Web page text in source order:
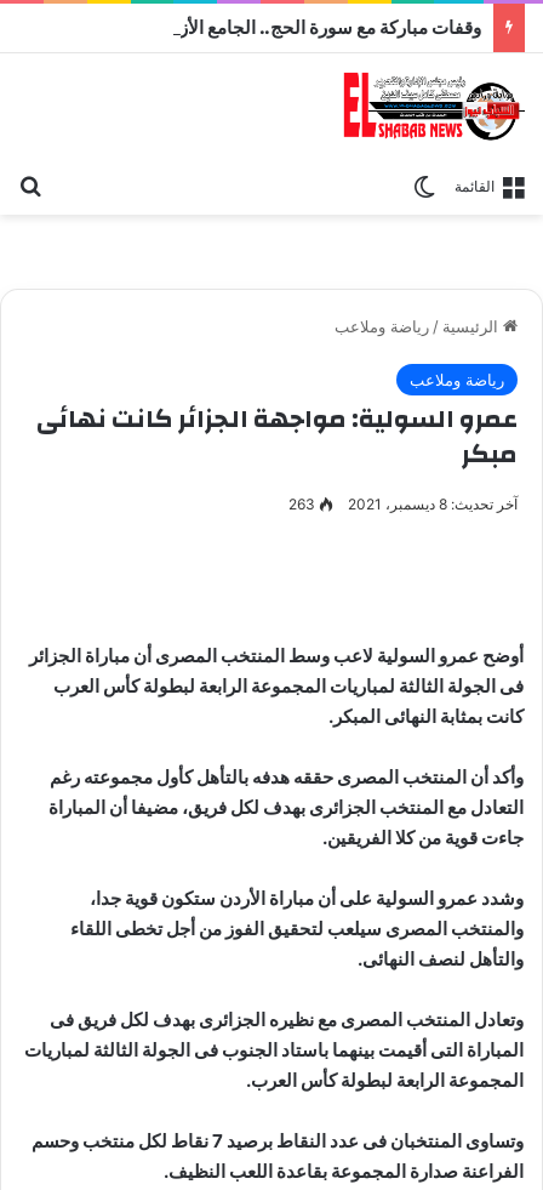
القائمة
الرئيسية / رياضة وملاعب
رياضة وملاعب
عمرو السولية: مواجهة الجزائر كانت نهائى
مبكر
آخر تحديث: 8 ديسمبر، 2021 263
أوضح عمرو السولية لاعب وسط المنتخب المصرى أن مباراة الجزائر
فى الجولة الثالثة لمباريات المجموعة الرابعة لبطولة كأس العرب
كانت بمثابة النهائى المبكر.
وأكد أن المنتخب المصرى حققه هدفه بالتأهل كأول مجموعته رغم
التعادل مع المنتخب الجزائرى بهدف لكل فريق، مضيفا أن المباراة
جاءت قوية من كلا الفريقين.
وشدد عمرو السولية على أن مباراة الأردن ستكون قوية جدا،
والمنتخب المصرى سيلعب لتحقيق الفوز من أجل تخطى اللقاء
والتأهل لنصف النهائى.
وتعادل المنتخب المصرى مع نظيره الجزائرى بهدف لكل فريق فى
المباراة التى أقيمت بينهما باستاد الجنوب فى الجولة الثالثة لمباريات
المجموعة الرابعة لبطولة كأس العرب.
وتساوى المنتخبان فى عدد النقاط برصيد 7 نقاط لكل منتخب وحسم
الفراعنة صدارة المجموعة بقاعدة اللعب النظيف.